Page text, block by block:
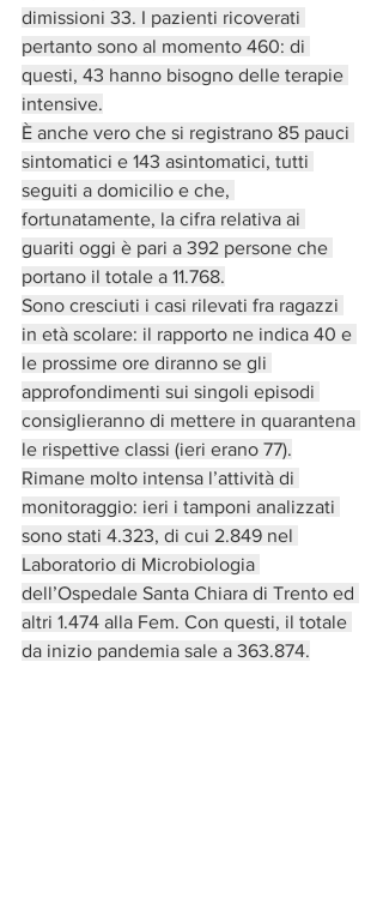
dimissioni 33. I pazienti ricoverati
pertanto sono al momento 460: di
questi, 43 hanno bisogno delle terapie
intensive.
È anche vero che si registrano 85 pauci
sintomatici e 143 asintomatici, tutti
seguiti a domicilio e che,
fortunatamente, la cifra relativa ai
guariti oggi è pari a 392 persone che
portano il totale a 11.768.
Sono cresciuti i casi rilevati fra ragazzi
in età scolare: il rapporto ne indica 40 e
le prossime ore diranno se gli
approfondimenti sui singoli episodi
consiglieranno di mettere in quarantena
le rispettive classi (ieri erano 77).
Rimane molto intensa l’attività di
monitoraggio: ieri i tamponi analizzati
sono stati 4.323, di cui 2.849 nel
Laboratorio di Microbiologia
dell’Ospedale Santa Chiara di Trento ed
altri 1.474 alla Fem. Con questi, il totale
da inizio pandemia sale a 363.874.